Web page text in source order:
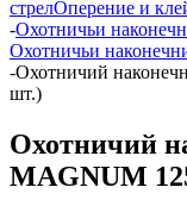
стрелОперение и
-Охотничьи
Охотничьи
-Охотничий
шт.)
Охотничий
MAGNUM